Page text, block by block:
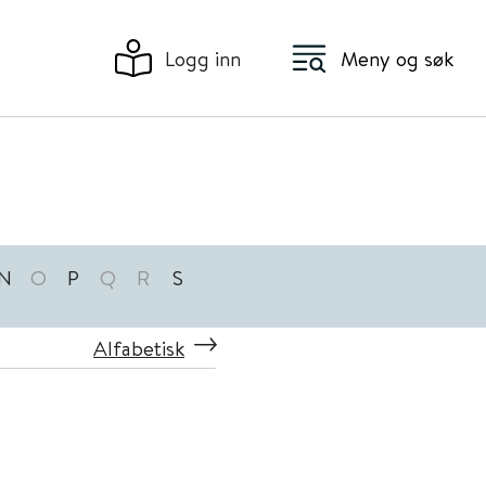
Logg inn Meny og søk
O P Q R S
Alfabetisk